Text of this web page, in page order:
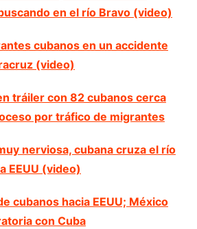
en el río Bravo (video)
cubanos en un accidente
(video)
tráiler con 82 cubanos cerca
por tráfico de migrantes
nerviosa, cubana cruza el río
EEUU (video)
cubanos hacia EEUU; México
con Cuba